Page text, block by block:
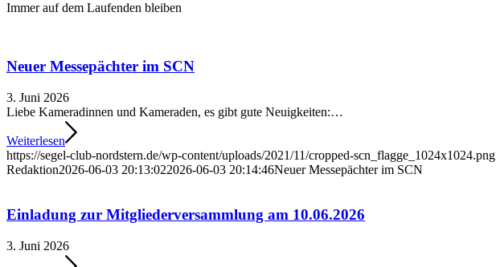
Immer auf dem Laufenden bleiben
Neuer Messepächter im SCN
3. Juni 2026
Liebe Kameradinnen und Kameraden, es gibt gute Neuigkeiten:…
Weiterlesen
https://segel-club-nordstern.de/wp-content/uploads/2021/11/cropped-scn_flagge_1024x1024.png
Redaktion2026-06-03 20:13:022026-06-03 20:14:46Neuer Messepächter im SCN
Einladung zur Mitgliederversammlung am 10.06.2026
3. Juni 2026